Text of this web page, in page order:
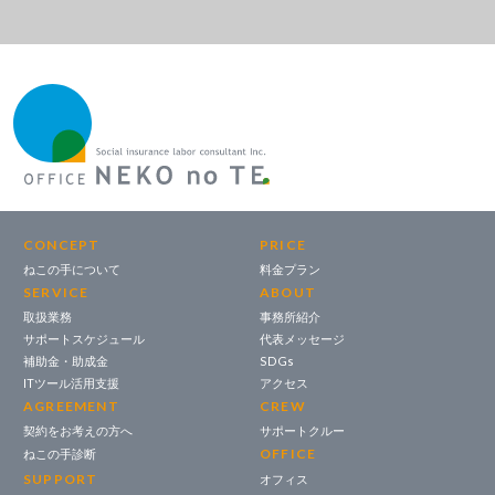
CONCEPT PRICE
ねこの手について 料金プラン
SERVICE ABOUT
取扱業務
事務所紹介
サポートスケジュール
代表メッセージ
補助金・助成金
SDGs
ITツール活用支援
アクセス
AGREEMENT CREW
契約をお考えの方へ
サポートクルー
ねこの手診断
OFFICE
SUPPORT
オフィス